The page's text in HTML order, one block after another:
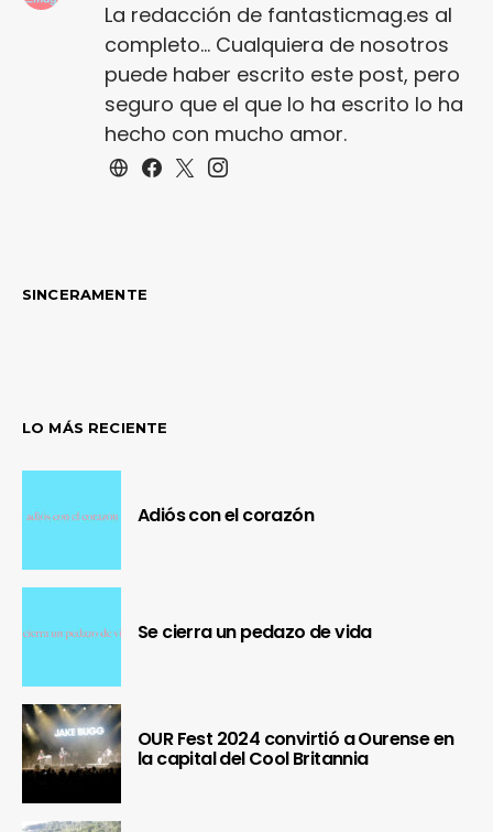
La redacción de fantasticmag.es al
completo... Cualquiera de nosotros
puede haber escrito este post, pero
seguro que el que lo ha escrito lo ha
hecho con mucho amor.
SINCERAMENTE
LO MÁS RECIENTE
Adiós con el corazón
Se cierra un pedazo de vida
OUR Fest 2024 convirtió a Ourense en
la capital del Cool Britannia